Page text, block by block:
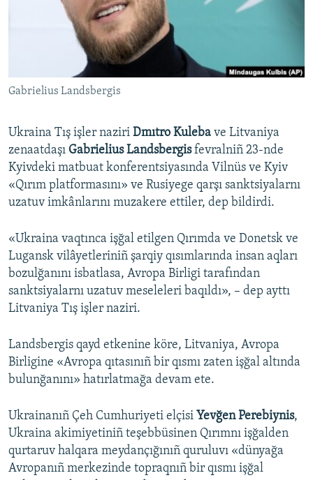
Українською
RFE/RS bütün saytları
Gabrielius Landsbergis
Ukraina Tış işler naziri Dmıtro Kuleba ve Litvaniya
zenaatdaşı Gabrielius Landsbergisfevralniñ 23-nde
Kyivdeki matbuat konferentsiyasında Vilnüs ve Kyiv
«Qırım platformasını» ve Rusiyege qarşı sanktsiyalarnı
uzatuv imkânlarını muzakere ettiler, dep bildirdi.
«Ukraina vaqtınca işğal etilgen Qırımda ve Donetsk ve
Lugansk vilâyetleriniñ şarqiy qısımlarında insan aqları
bozulğanını isbatlasa, Avropa Birligi tarafından
sanktsiyalarnı uzatuv meseleleri baqıldı», – dep ayttı
Litvaniya Tış işler naziri.
Landsbergis qayd etkenine köre, Litvaniya, Avropa
Birligine «Avropa qıtasınıñ bir qısmı zaten işğal altında
bulunğanını» hatırlatmağa devam ete.
Ukrainanıñ Çeh Cumhuriyeti elçisi Yevğen Perebiynis,
Ukraina akimiyetiniñ teşebbüsinen Qırımnı işğalden
qurtaruv halqara meydançığınıñ quruluvı «dünyağa
Avropanıñ merkezinde topraqnıñ bir qısmı işğal